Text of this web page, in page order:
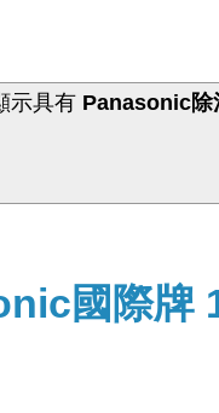
示具有 Panasonic除
國際牌